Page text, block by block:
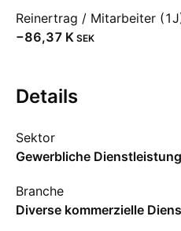
Reinertrag / Mitarbeiter
‪−86,37 K‬ SEK
Details
Sektor
Gewerbliche
Branche
Diverse kommerzielle